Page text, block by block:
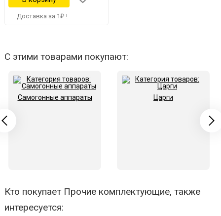
Доставка за 1₽ !
С этими товарами покупают:
Самогонные аппараты Царги
Кто покупает Прочие комплектующие, также
интересуется: